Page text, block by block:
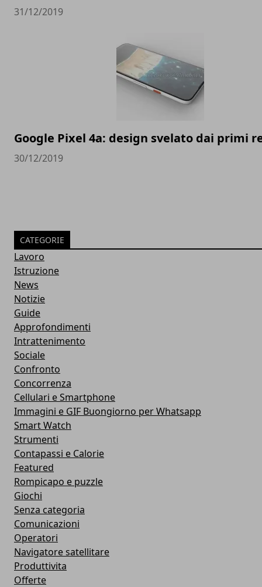
31/12/2019
Google Pixel 4a: design svelato dai primi
30/12/2019
CATEGORIE
Lavoro
Istruzione
News
Notizie
Guide
Approfondimenti
Intrattenimento
Sociale
Confronto
Concorrenza
Cellulari e Smartphone
Immagini e GIF Buongiorno per Whatsapp
Smart Watch
Strumenti
Contapassi e Calorie
Featured
Rompicapo e puzzle
Giochi
Senza categoria
Comunicazioni
Operatori
Navigatore satellitare
Produttivita
Offerte